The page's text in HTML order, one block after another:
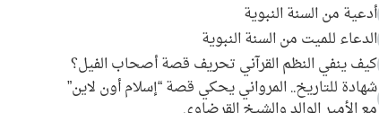
أدعية من السنة النبوية
الدعاء للميت من السنة النبوية
كيف ينفي النظم القرآني تحريف قصة أصحاب الفيل؟
شهادة للتاريخ.. المرواني يحكي قصة “إسلام أون لاين”